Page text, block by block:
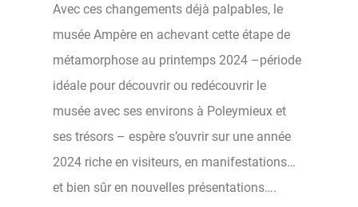
Avec ces changements déjà palpables, le
musée Ampère en achevant cette étape de
métamorphose au printemps 2024 –période
idéale pour découvrir ou redécouvrir le
musée avec ses environs à Poleymieux et
ses trésors – espère s’ouvrir sur une année
2024 riche en visiteurs, en manifestations…
et bien sûr en nouvelles présentations….